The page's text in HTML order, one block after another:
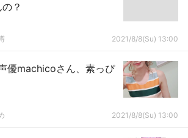
？
2021/8/8(Su) 13:00
優machicoさん、素っぴ
2021/8/8(Su) 13:00